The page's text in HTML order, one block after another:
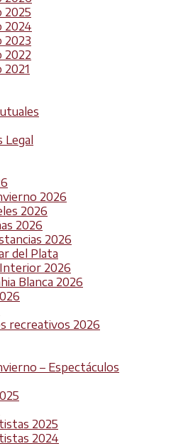
2025
2024
2023
2022
2021
2026
2026
2026
2026
del Plata
Interior 2026
Blanca 2026
recreativos 2026
– Espectáculos
2025
2024